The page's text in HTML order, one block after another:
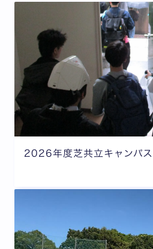
2026年度芝共立キャンパ